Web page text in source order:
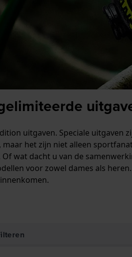
uitgaven. Speciale uitgaven
het zijn niet alleen
wat dacht u van de
voor zowel dames als